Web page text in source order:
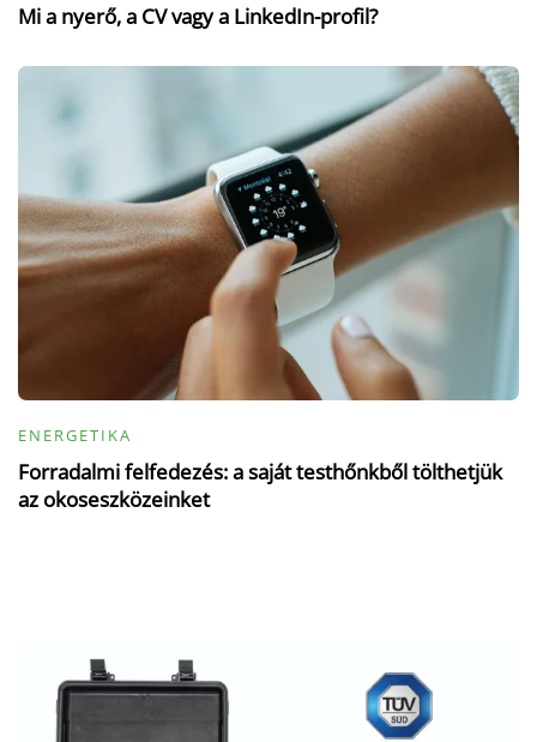
Mi a nyerő, a CV vagy a LinkedIn-profil?
ENERGETIKA
Forradalmi felfedezés: a saját testhőnkből tölthetjük
az okoseszközeinket